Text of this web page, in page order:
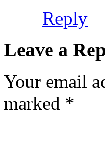
Reply
Leave a
Your email
marked *